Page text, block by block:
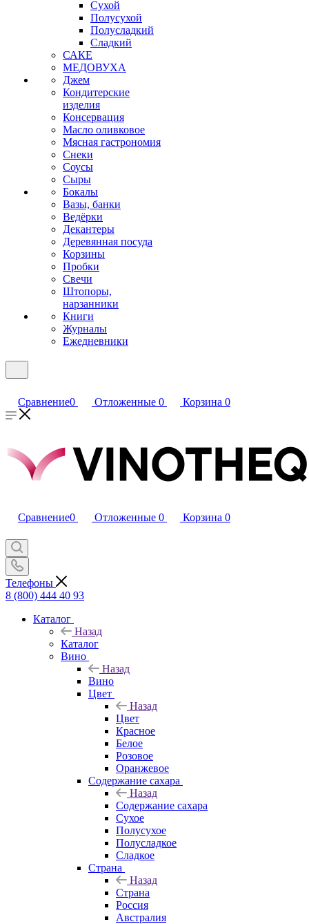
Сухой
Полусухой
Полусладкий
Сладкий
САКЕ
МЕДОВУХА
Джем
Кондитерские
изделия
Консервация
Масло оливковое
Мясная гастрономия
Снеки
Соусы
Сыры
Бокалы
Вазы, банки
Ведёрки
Декантеры
Деревянная посуда
Корзины
Пробки
Свечи
Штопоры,
нарзанники
Книги
Журналы
Ежедневники
Сравнение0 Отложенные 0 Корзина 0
Сравнение0 Отложенные 0 Корзина 0
Телефоны
8 (800) 444 40 93
Каталог
Назад
Каталог
Вино
Назад
Вино
Цвет
Назад
Цвет
Красное
Белое
Розовое
Оранжевое
Содержание сахара
Назад
Содержание сахара
Сухое
Полусухое
Полусладкое
Сладкое
Страна
Назад
Страна
Россия
Австралия